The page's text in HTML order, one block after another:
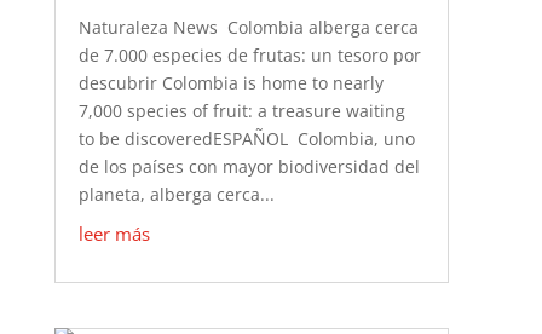
Naturaleza News Colombia alberga cerca
de 7.000 especies de frutas: un tesoro por
descubrir Colombia is home to nearly
7,000 species of fruit: a treasure waiting
to be discoveredESPAÑOL Colombia, uno
de los países con mayor biodiversidad del
planeta, alberga cerca...
leer más